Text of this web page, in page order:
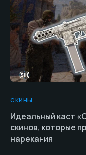
СКИНЫ
Идеальный каст
скинов, которые
нарекания